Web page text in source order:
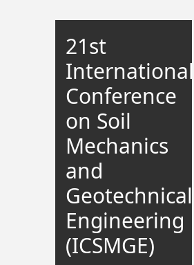
21st
International
Conference
on Soil
Mechanics
and
Geotechnical
Engineering
(ICSMGE)